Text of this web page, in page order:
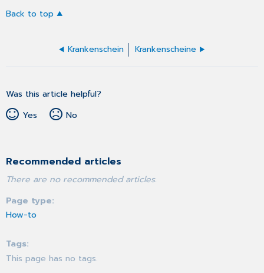
Back to top
Krankenschein Krankenscheine
Was this article helpful?
Yes
No
Recommended articles
There are no recommended articles.
Page type
How-to
Tags
This page has no tags.